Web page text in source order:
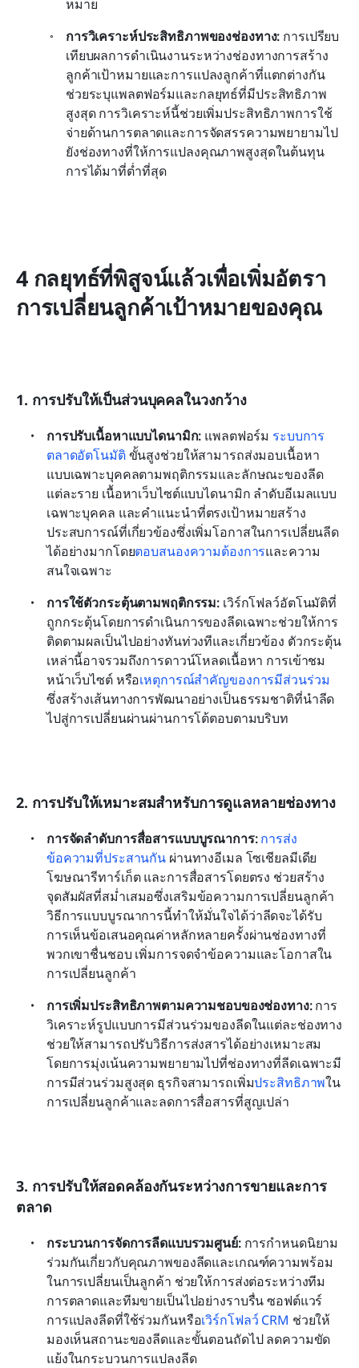
หมาย
การวิเคราะห์ประสิทธิภาพของช่องทาง: การเปรียบ
เทียบผลการดำเนินงานระหว่างช่องทางการสร้าง
ลูกค้าเป้าหมายและการแปลงลูกค้าที่แตกต่างกัน
ช่วยระบุแพลตฟอร์มและกลยุทธ์ที่มีประสิทธิภาพ
สูงสุด การวิเคราะห์นี้ช่วยเพิ่มประสิทธิภาพการใช้
จ่ายด้านการตลาดและการจัดสรรความพยายามไป
ยังช่องทางที่ให้การแปลงคุณภาพสูงสุดในต้นทุน
การได้มาที่ต่ำที่สุด
4 กลยุทธ์ที่พิสูจน์แล้วเพื่อเพิ่มอัตรา
การเปลี่ยนลูกค้าเป้าหมายของคุณ
1. การปรับให้เป็นส่วนบุคคลในวงกว้าง
การปรับเนื้อหาแบบไดนามิก: แพลตฟอร์ม ระบบการ
ตลาดอัตโนมัติ ขั้นสูงช่วยให้สามารถส่งมอบเนื้อหา
แบบเฉพาะบุคคลตามพฤติกรรมและลักษณะของลีด
แต่ละราย เนื้อหาเว็บไซต์แบบไดนามิก ลำดับอีเมลแบบ
เฉพาะบุคคล และคำแนะนำที่ตรงเป้าหมายสร้าง
ประสบการณ์ที่เกี่ยวข้องซึ่งเพิ่มโอกาสในการเปลี่ยนลีด
ได้อย่างมากโดยตอบสนองความต้องการและความ
สนใจเฉพาะ
การใช้ตัวกระตุ้นตามพฤติกรรม: เวิร์กโฟลว์อัตโนมัติที่
ถูกกระตุ้นโดยการดำเนินการของลีดเฉพาะช่วยให้การ
ติดตามผลเป็นไปอย่างทันท่วงทีและเกี่ยวข้อง ตัวกระตุ้น
เหล่านี้อาจรวมถึงการดาวน์โหลดเนื้อหา การเข้าชม
หน้าเว็บไซต์ หรือเหตุการณ์สำคัญของการมีส่วนร่วม
ซึ่งสร้างเส้นทางการพัฒนาอย่างเป็นธรรมชาติที่นำลีด
ไปสู่การเปลี่ยนผ่านผ่านการโต้ตอบตามบริบท
2. การปรับให้เหมาะสมสำหรับการดูแลหลายช่องทาง
การจัดลำดับการสื่อสารแบบบูรณาการ: การส่ง
ข้อความที่ประสานกัน ผ่านทางอีเมล โซเชียลมีเดีย
โฆษณารีทาร์เก็ต และการสื่อสารโดยตรง ช่วยสร้าง
จุดสัมผัสที่สม่ำเสมอซึ่งเสริมข้อความการเปลี่ยนลูกค้า
วิธีการแบบบูรณาการนี้ทำให้มั่นใจได้ว่าลีดจะได้รับ
การเห็นข้อเสนอคุณค่าหลักหลายครั้งผ่านช่องทางที่
พวกเขาชื่นชอบ เพิ่มการจดจำข้อความและโอกาสใน
การเปลี่ยนลูกค้า
การเพิ่มประสิทธิภาพตามความชอบของช่องทาง: การ
วิเคราะห์รูปแบบการมีส่วนร่วมของลีดในแต่ละช่องทาง
ช่วยให้สามารถปรับวิธีการส่งสารได้อย่างเหมาะสม
โดยการมุ่งเน้นความพยายามไปที่ช่องทางที่ลีดเฉพาะมี
การมีส่วนร่วมสูงสุด ธุรกิจสามารถเพิ่มประสิทธิภาพใน
การเปลี่ยนลูกค้าและลดการสื่อสารที่สูญเปล่า
3. การปรับให้สอดคล้องกันระหว่างการขายและการ
ตลาด
กระบวนการจัดการลีดแบบรวมศูนย์: การกำหนดนิยาม
ร่วมกันเกี่ยวกับคุณภาพของลีดและเกณฑ์ความพร้อม
ในการเปลี่ยนเป็นลูกค้า ช่วยให้การส่งต่อระหว่างทีม
การตลาดและทีมขายเป็นไปอย่างราบรื่น ซอฟต์แวร์
การแปลงลีดที่ใช้ร่วมกันหรือเวิร์กโฟลว์ CRM ช่วยให้
มองเห็นสถานะของลีดและขั้นตอนถัดไป ลดความขัด
แย้งในกระบวนการแปลงลีด